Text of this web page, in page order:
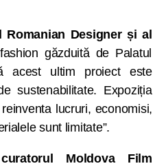
Designer și al
găzduită de Palatul
acest ultim proiect este
sustenabilitate. Expoziția
lucruri, economisi,
sunt limitate”.
Moldova Film